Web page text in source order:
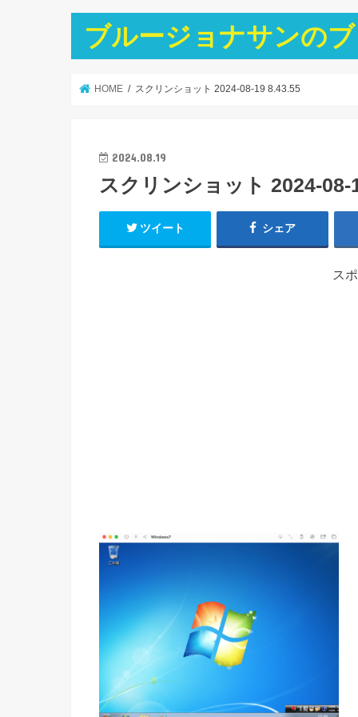
ブルージョナサンの
HOME スクリンショット 2024-08-19 8.43.55
2024.08.19
スクリンショット 2024-08-
ツイート シェア
ス